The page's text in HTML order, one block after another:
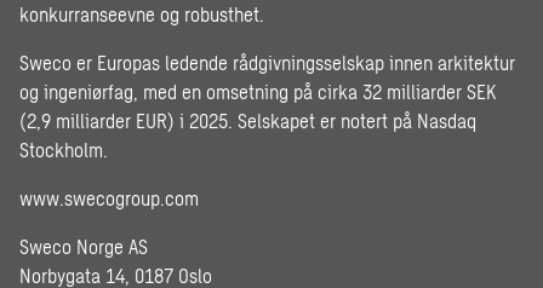
konkurranseevne og robusthet.
Sweco er Europas ledende rådgivningsselskap innen arkitektur
og ingeniørfag, med en omsetning på cirka 32 milliarder SEK
(2,9 milliarder EUR) i 2025. Selskapet er notert på Nasdaq
Stockholm.
www.swecogroup.com
Sweco Norge AS
Norbygata 14, 0187 Oslo